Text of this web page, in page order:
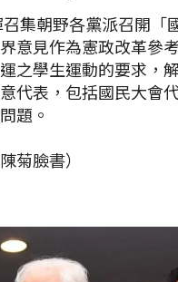
集朝野各黨派召開「
意見作為憲政改革參
之學生運動的要求，
代表，包括國民大會
題。
菊臉書）